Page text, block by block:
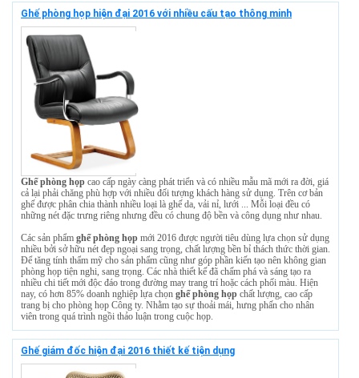
Ghế phòng họp hiện đại 2016 với nhiều cấu tạo thông minh
Ghế phòng họp cao cấp ngày càng phát triển và có nhiều mẫu mã mới ra đời, giá
cả lại phải chăng phù hợp với nhiều đối tượng khách hàng sử dụng. Trên cơ bản
ghế được phân chia thành nhiều loại là ghế da, vải nỉ, lưới ... Mỗi loại đều có
những nét đặc trưng riêng nhưng đều có chung độ bền và công dụng như nhau.
Các sản phẩm ghế phòng họp mới 2016 được người tiêu dùng lựa chọn sử dụng
nhiều bởi sở hữu nét đẹp ngoại sang trọng, chất lượng bền bỉ thách thức thời gian.
Để tăng tính thẩm mỹ cho sản phẩm cũng như góp phần kiến tạo nên không gian
phòng họp tiện nghi, sang trọng. Các nhà thiết kế đã chấm phá và sáng tạo ra
nhiều chi tiết mới độc đáo trong đường may trang trí hoặc cách phối màu. Hiện
nay, có hơn 85% doanh nghiệp lựa chọn ghế phòng họp chất lượng, cao cấp
trang bị cho phòng họp Công ty. Nhằm tạo sự thoải mái, hưng phấn cho nhân
viên trong quá trình ngồi thảo luận trong cuộc họp.
Ghế giám đốc hiện đại 2016 thiết kế tiện dụng